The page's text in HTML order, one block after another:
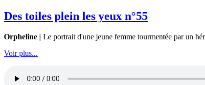
Des toiles plein les yeux n°55
Orpheline | Le portrait d'une jeune femme tourmentée par un
Voir plus...